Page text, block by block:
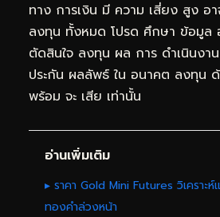
ทาง การเงิน มี ความ เสี่ยง สูง อ
ลงทุน ทั้งหมด โปรด ศึกษา ข้อมูล
ตัดสินใจ ลงทุน ผล การ ดำเนินงา
ประกัน ผลลัพธ์ ใน อนาคต ลงทุน
พร้อม จะ เสีย เท่านั้น
อ่านเพิ่มเติม
▸ ราคา Gold Mini Futures วิเคราะ
ทองคำล่วงหน้า